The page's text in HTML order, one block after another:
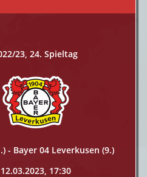
23, 24. Spieltag
- Bayer 04 Leverkusen (9.)
17:30